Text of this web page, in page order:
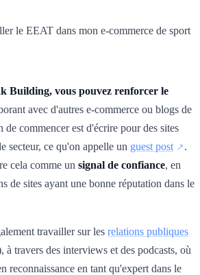
le EEAT dans mon e-commerce de sport
Building, vous pouvez renforcer le
avec d'autres e-commerce ou blogs de
de commencer est d'écrire pour des sites
secteur, ce qu'on appelle un guest post
.
cela comme un signal de confiance, en
de sites ayant une bonne réputation dans le
travailler sur les relations publiques
à travers des interviews et des podcasts, où
reconnaissance en tant qu'expert dans le